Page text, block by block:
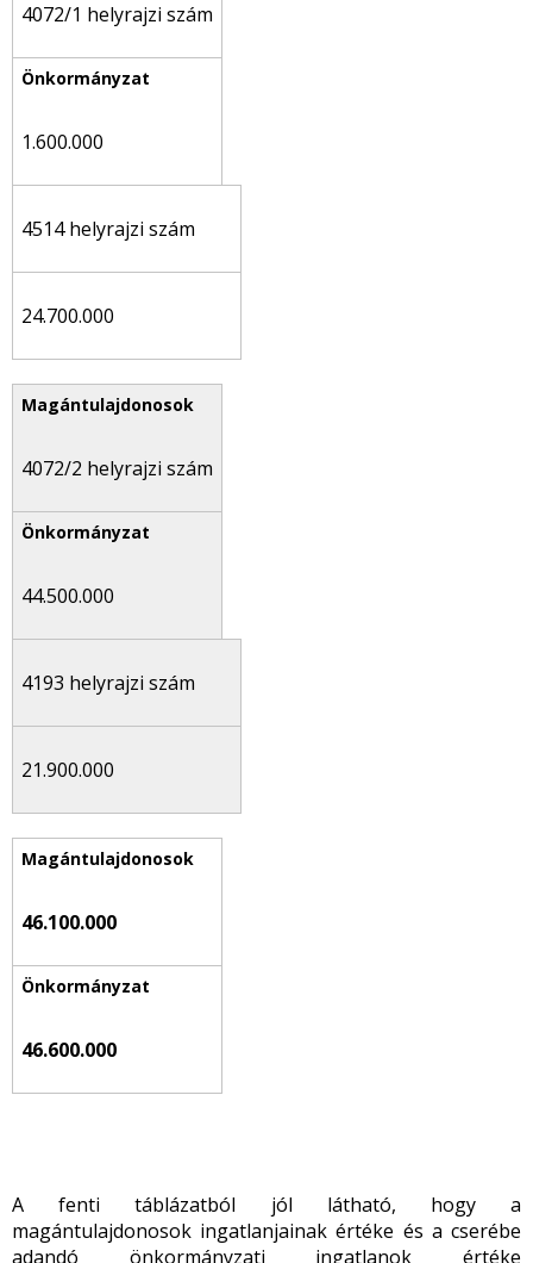
4072/1 helyrajzi szám
1.600.000
4514 helyrajzi szám
24.700.000
4072/2 helyrajzi szám
44.500.000
4193 helyrajzi szám
21.900.000
46.100.000
46.600.000
A fenti táblázatból jól látható, hogy a
magántulajdonosok ingatlanjainak értéke és a cserébe
adandó önkormányzati ingatlanok értéke